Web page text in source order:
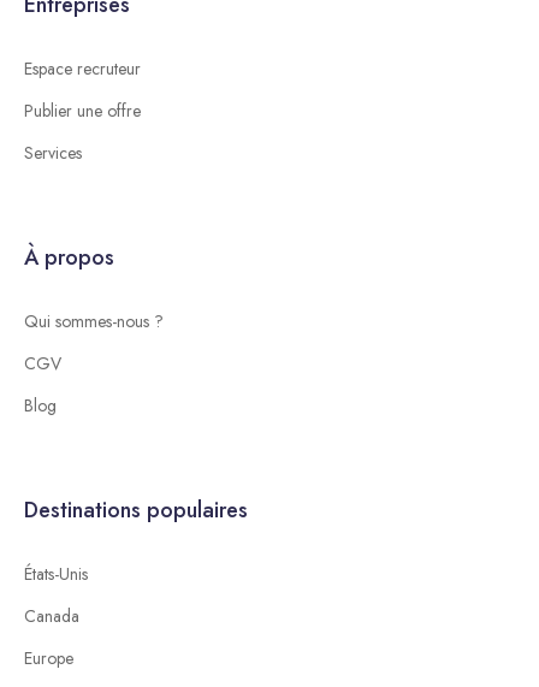
Espace recruteur
Publier une offre
Services
À propos
Qui sommes-nous ?
CGV
Blog
Destinations populaires
États-Unis
Canada
Europe